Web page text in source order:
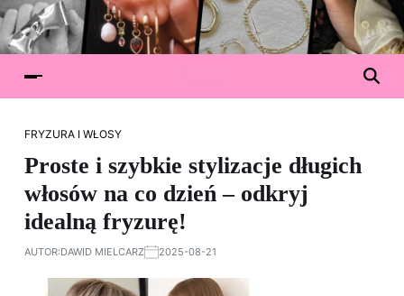
FRYZURA I WŁOSY
Proste i szybkie stylizacje długich
włosów na co dzień – odkryj
idealną fryzurę!
AUTOR:DAWID MIELCARZ 2025-08-21